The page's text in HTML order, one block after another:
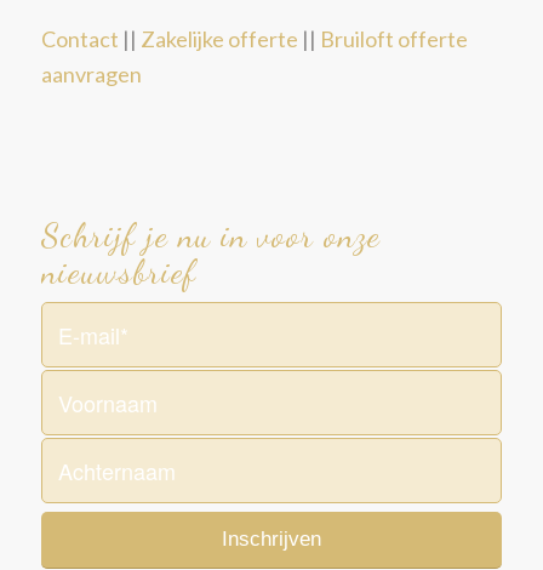
Contact || Zakelijke offerte || Bruiloft offerte
aanvragen
Schrijf je nu in voor onze
nieuwsbrief